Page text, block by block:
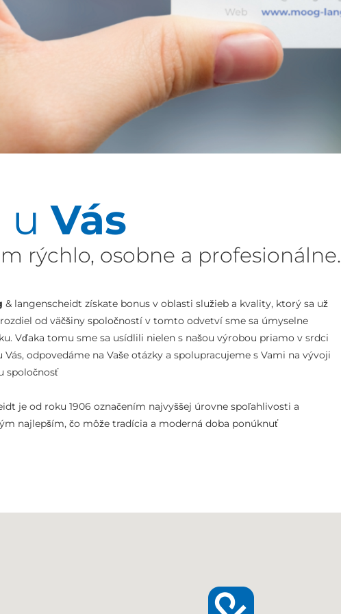
uVás
rýchlo, osobne a profesionálne.
& langenscheidt získate bonus v oblasti služieb a kvality, ktorý sa už
od väčšiny spoločností v tomto odvetví sme sa úmyselne
Vďaka tomu sme sa usídlili nielen s našou výrobou priamo v srdci
odpovedáme na Vaše otázky a spolupracujeme s Vami na vývoji
spoločnosť
je od roku 1906 označením najvyššej úrovne spoľahlivosti a
najlepším, čo môže tradícia a moderná doba ponúknuť